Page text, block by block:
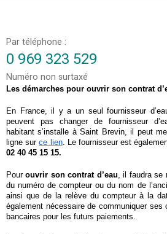
Par téléphone :
0 969 323 529
Numéro non surtaxé
Les démarches pour ouvrir son contrat
En France, il y a un seul fournisseur
peuvent pas changer de fournisseur
habitant s’installe à Saint Brevin, il peut
ligne sur ce lien
02 40 45 15 15.
Pour ouvrir son contrat d’eau, il faudra se
du numéro de compteur ou du nom de
ainsi que de la relève du compteur à la
également nécessaire de communiquer ses
bancaires pour les futurs paiements.